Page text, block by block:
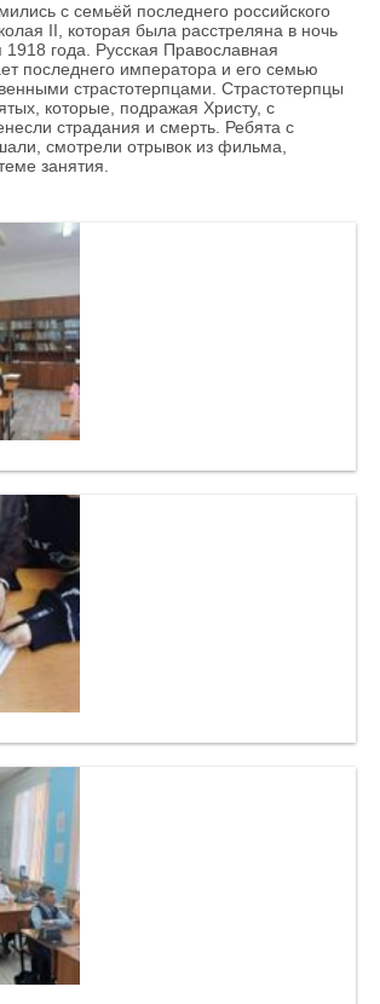
с семьёй последнего российского
II, которая была расстреляна в ночь
года. Русская Православная
последнего императора и его семью
страстотерпцами. Страстотерпцы
которые, подражая Христу, с
страдания и смерть. Ребята с
смотрели отрывок из фильма,
занятия.